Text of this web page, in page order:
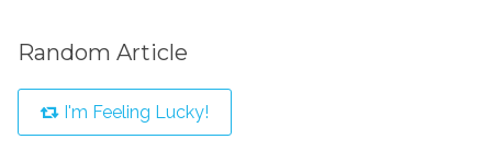
Random Article
I'm Feeling Lucky!